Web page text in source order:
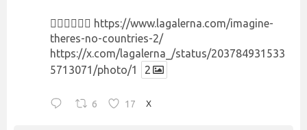
👉🏻👉🏻👉🏻 https://www.lagalerna.com/imagine-
theres-no-countries-2/
https://x.com/lagalerna_/status/203784931533
5713071/photo/1
2
6 17 X